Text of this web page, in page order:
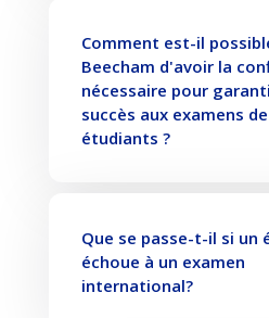
Comment est-il
Beecham d'avoir la
nécessaire pour
succès aux examens
étudiants ?
Que se passe-t-il si un
échoue à un examen
international?